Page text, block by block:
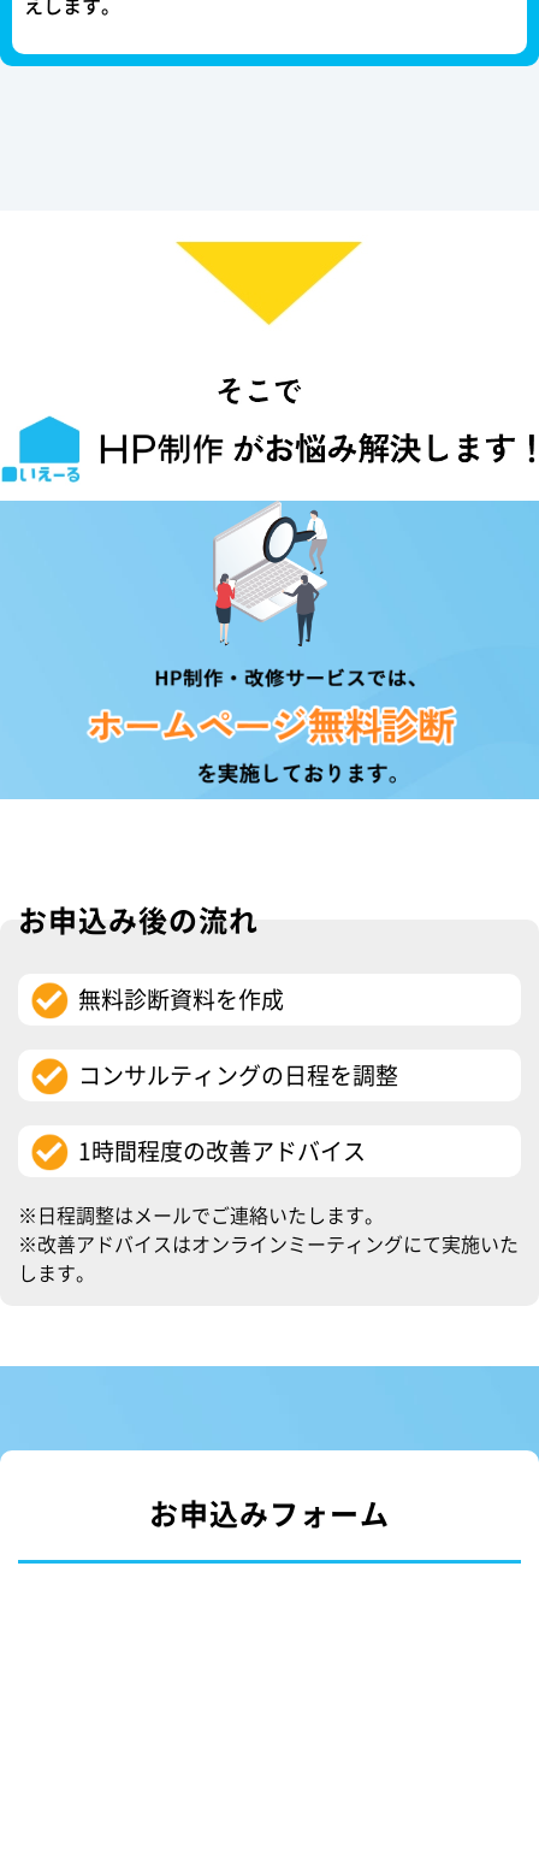
えします。
お申込み後の流れ
無料診断資料を作成
コンサルティングの日程を調整
1時間程度の改善アドバイス
※日程調整はメールでご連絡いたします。
※改善アドバイスはオンラインミーティングにて実施いた
します。
お申込みフォーム